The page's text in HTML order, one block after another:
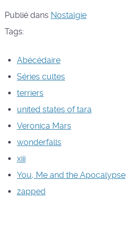
Publié dans Nostalgie
Tags:
Abécédaire
Séries cultes
terriers
united states of tara
Veronica Mars
wonderfalls
xiii
You, Me and the Apocalypse
zapped